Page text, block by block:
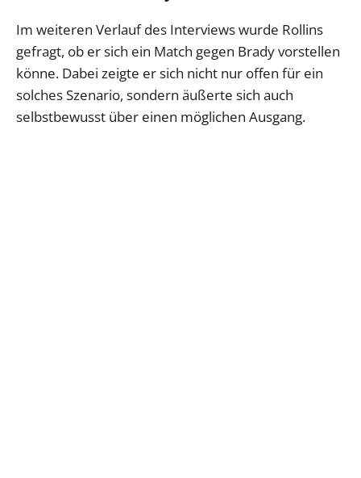
Im weiteren Verlauf des Interviews wurde Rollins
gefragt, ob er sich ein Match gegen Brady vorstellen
könne. Dabei zeigte er sich nicht nur offen für ein
solches Szenario, sondern äußerte sich auch
selbstbewusst über einen möglichen Ausgang.